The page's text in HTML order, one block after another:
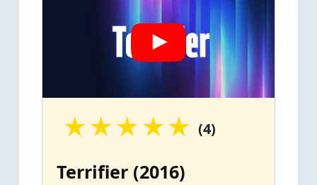
★
★
★
★
★ (4)
Terrifier (2016)